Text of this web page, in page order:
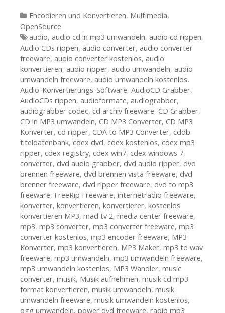
Kategorien
Encodieren und Konvertieren, Multimedia,
OpenSource
Tags
audio, audio cd in mp3 umwandeln, audio cd rippen,
Audio CDs rippen, audio converter, audio converter
freeware, audio converter kostenlos, audio
konvertieren, audio ripper, audio umwandeln, audio
umwandeln freeware, audio umwandeln kostenlos,
Audio-Konvertierungs-Software, AudioCD Grabber,
AudioCDs rippen, audioformate, audiograbber,
audiograbber codec, cd archiv freeware, CD Grabber,
CD in MP3 umwandeln, CD MP3 Converter, CD MP3
Konverter, cd ripper, CDA to MP3 Converter, cddb
titeldatenbank, cdex dvd, cdex kostenlos, cdex mp3
ripper, cdex registry, cdex win7, cdex windows 7,
converter, dvd audio grabber, dvd audio ripper, dvd
brennen freeware, dvd brennen vista freeware, dvd
brenner freeware, dvd ripper freeware, dvd to mp3
freeware, FreeRip Freeware, internetradio freeware,
konverter, konvertieren, konvertierer, kostenlos
konvertieren MP3, mad tv 2, media center freeware,
mp3, mp3 converter, mp3 converter freeware, mp3
converter kostenlos, mp3 encoder freeware, MP3
Konverter, mp3 konvertieren, MP3 Maker, mp3 to wav
freeware, mp3 umwandeln, mp3 umwandeln freeware,
mp3 umwandeln kostenlos, MP3 Wandler, music
converter, musik, Musik aufnehmen, musik cd mp3
format konvertieren, musik umwandeln, musik
umwandeln freeware, musik umwandeln kostenlos,
ogg umwandeln, power dvd freeware, radio mp3